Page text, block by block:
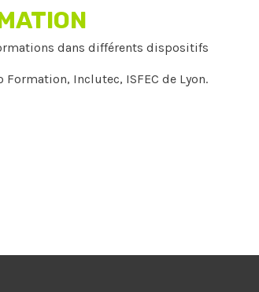
dans différents dispositifs
Formation, Inclutec, ISFEC de Lyon.